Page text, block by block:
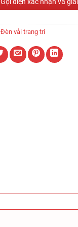
Đèn vải trang trí